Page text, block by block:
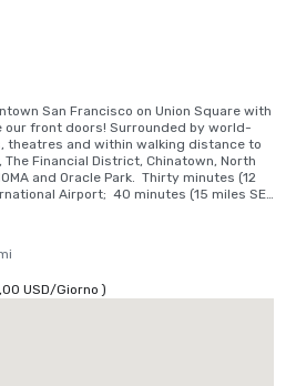
San Francisco on Union Square with
our front doors! Surrounded by world-
theatres and within walking distance to
The Financial District, Chinatown, North
and Oracle Park.  Thirty minutes (12
Airport;  40 minutes (15 miles SE)
Cab Stand, or outside the Powell
charge, one-way: $50-55 excluding
Allow 30-45 minutes total travel time.
USD/Giorno )